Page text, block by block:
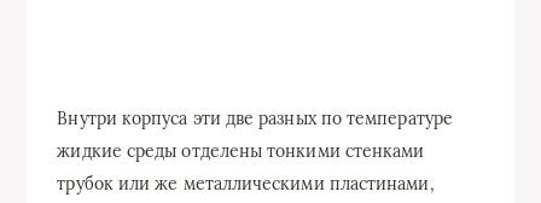
Внутри корпуса эти две разных по температуре
жидкие среды отделены тонкими стенками
трубок или же металлическими пластинами,